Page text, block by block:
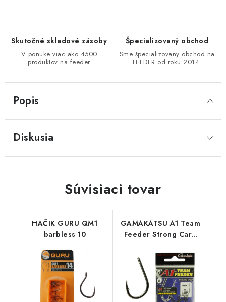
Skutočné skladové zásoby
V ponuke viac ako 4500
produktov na feeder
Špecializovaný obchod
Sme špecializovany obchod na
FEEDER od roku 2014.
Popis
Diskusia
Súvisiaci tovar
HAČIK GURU QM1
barbless 10
GAMAKATSU A1 Team
Feeder Strong Carp